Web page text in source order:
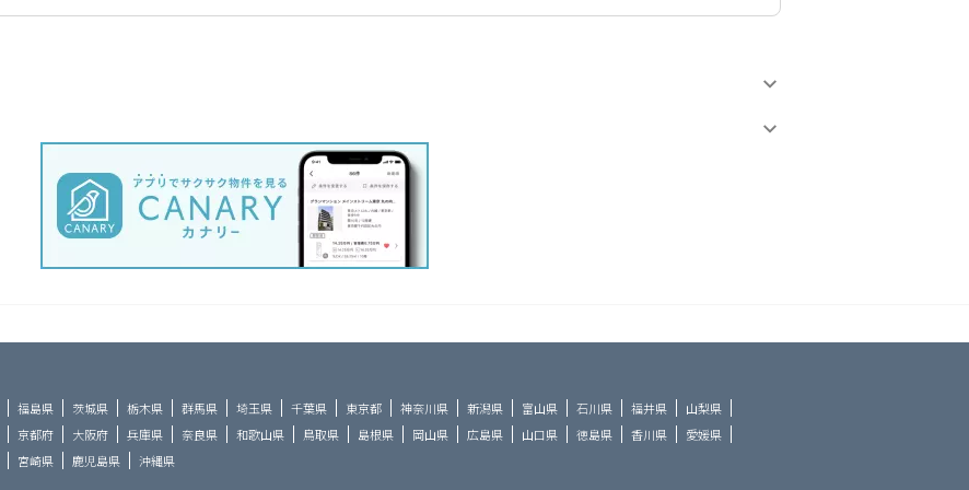
福島県 茨城県 栃木県 群馬県 埼玉県 千葉県 東京都 神奈川県 新潟県 富山県 石川県 福井県
山梨県
京都府 大阪府 兵庫県 奈良県 和歌山県 鳥取県 島根県 岡山県 広島県 山口県 徳島県 香川県
愛媛県
宮崎県 鹿児島県 沖縄県